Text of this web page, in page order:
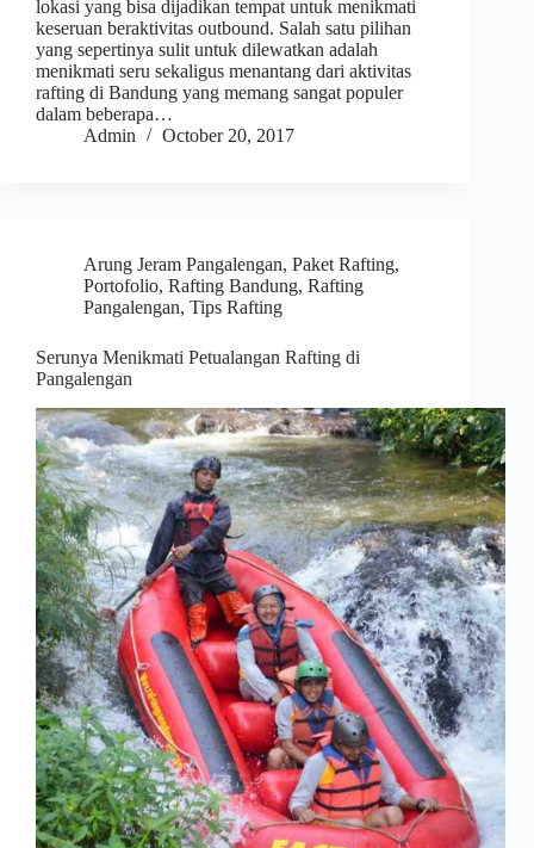
lokasi yang bisa dijadikan tempat untuk menikmati
keseruan beraktivitas outbound. Salah satu pilihan
yang sepertinya sulit untuk dilewatkan adalah
menikmati seru sekaligus menantang dari aktivitas
rafting di Bandung yang memang sangat populer
dalam beberapa…
Admin
October 20, 2017
Arung Jeram Pangalengan, Paket Rafting,
Portofolio, Rafting Bandung, Rafting
Pangalengan, Tips Rafting
Serunya Menikmati Petualangan Rafting di
Pangalengan